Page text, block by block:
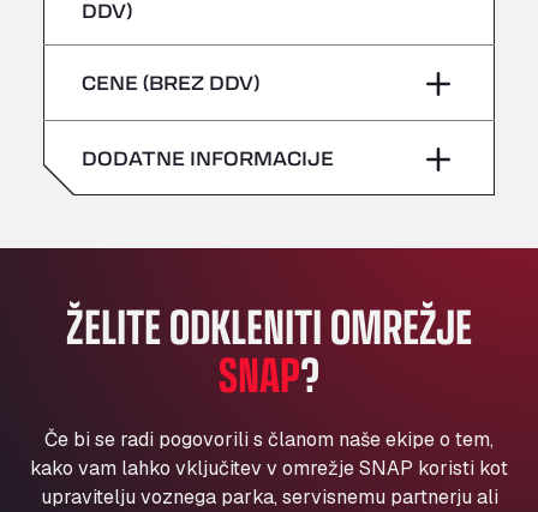
Bühlwiesenweg 15, 72221
Klaverbladstaat 21, 3560
American Truck Wash
Av. des Etats-Unis 90, 6041
Andamur Guarroman
Andamur La Junquera
Andamur Pamplona
A-15 Salida Imarcoain, 31119
Andamur San Roman II
Anglia Motel
Washway Road, PE12 8LT
Anpol Sp. z o.o.
sobota –
sobota –
DDV)
CENE (BREZ DDV)
DODATNE INFORMACIJE
ŽELITE ODKLENITI OMREŽJE
SNAP?
Če bi se radi pogovorili s članom naše ekipe o tem,
kako vam lahko vključitev v omrežje SNAP koristi kot
upravitelju voznega parka, servisnemu partnerju ali